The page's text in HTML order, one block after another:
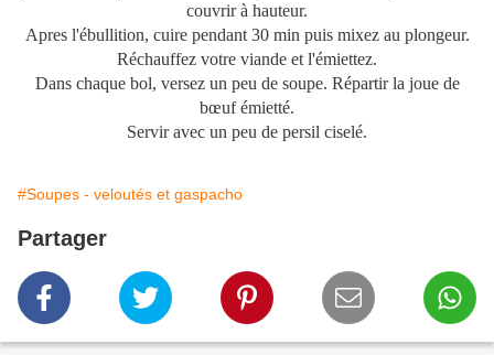
couvrir à hauteur.
Apres l'ébullition, cuire pendant 30 min puis mixez au plongeur.
Réchauffez votre viande et l'émiettez.
Dans chaque bol, versez un peu de soupe. Répartir la joue de
bœuf émietté.
Servir avec un peu de persil ciselé.
#Soupes - veloutés et gaspacho
Partager